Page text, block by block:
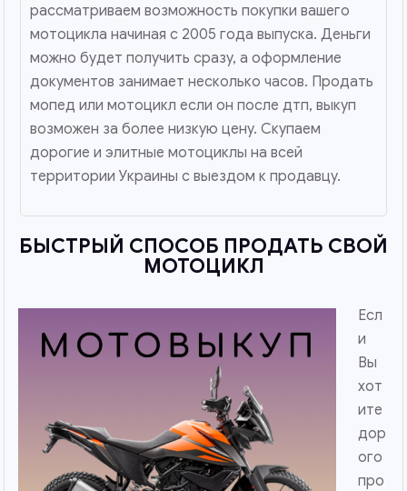
рассматриваем возможность покупки вашего
мотоцикла начиная с 2005 года выпуска. Деньги
можно будет получить сразу, а оформление
документов занимает несколько часов. Продать
мопед или мотоцикл если он после дтп, выкуп
возможен за более низкую цену. Скупаем
дорогие и элитные мотоциклы на всей
территории Украины с выездом к продавцу.
БЫСТРЫЙ СПОСОБ ПРОДАТЬ СВОЙ
МОТОЦИКЛ
Есл
и
Вы
хот
ите
дор
ого
про